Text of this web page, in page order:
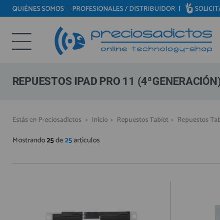
REPUESTOS MÓVILES
REPUESTOS TABLET
REPUESTOS VIDEOCONSOLAS
REPUESTOS OTROS DISPOSITIVOS
Bienvenid@ otra vez
YA SOY CLIENTE
Recordarme ¿Olvidó su contraseña?Recordar aquí
QUIÉNES SOMOS PROFESIONALES / DISTRIBUIDOR
REPUESTOS IPAD PRO 11
Estás en Preciosadictos > Inicio > Repuestos Tablet > Repuestos
Mostrando25de25artículos